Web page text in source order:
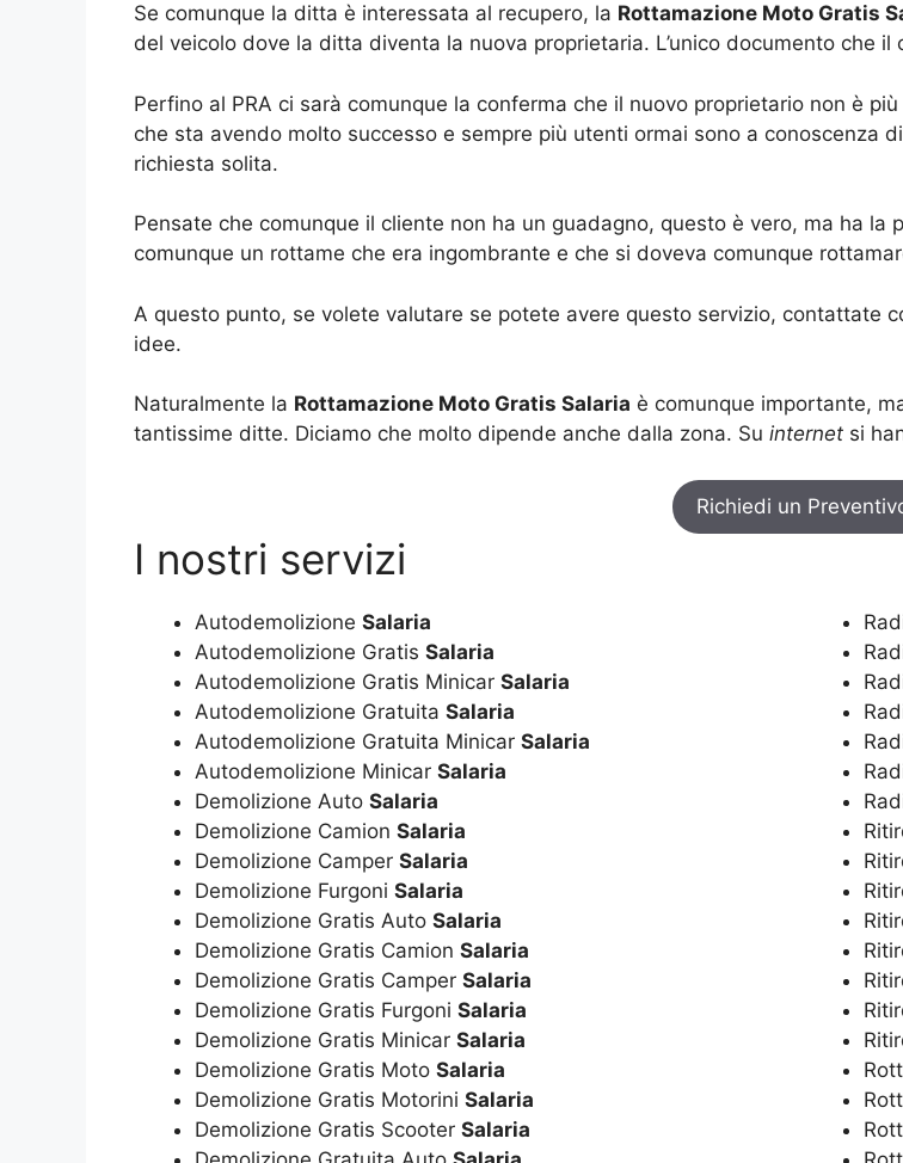
Se comunque la ditta è interessata al recupero, la Rottamazione Moto Gratis
del veicolo dove la ditta diventa la nuova proprietaria. L’unico documento che
Perfino al PRA ci sarà comunque la conferma che il nuovo proprietario non è
che sta avendo molto successo e sempre più utenti ormai sono a conoscenza
richiesta solita.
Pensate che comunque il cliente non ha un guadagno, questo è vero, ma ha la
comunque un rottame che era ingombrante e che si doveva comunque
A questo punto, se volete valutare se potete avere questo servizio, contattate
idee.
Naturalmente la Rottamazione Moto Gratis Salaria è comunque importante,
tantissime ditte. Diciamo che molto dipende anche dalla zona. Su internet si
Richiedi un
I nostri servizi
Autodemolizione Salaria
Autodemolizione Gratis Salaria
Autodemolizione Gratis Minicar Salaria
Autodemolizione Gratuita Salaria
Autodemolizione Gratuita Minicar Salaria
Autodemolizione Minicar Salaria
Demolizione Auto Salaria
Demolizione Camion Salaria
Demolizione Camper Salaria
Demolizione Furgoni Salaria
Demolizione Gratis Auto Salaria
Demolizione Gratis Camion Salaria
Demolizione Gratis Camper Salaria
Demolizione Gratis Furgoni Salaria
Demolizione Gratis Minicar Salaria
Demolizione Gratis Moto Salaria
Demolizione Gratis Motorini Salaria
Demolizione Gratis Scooter Salaria